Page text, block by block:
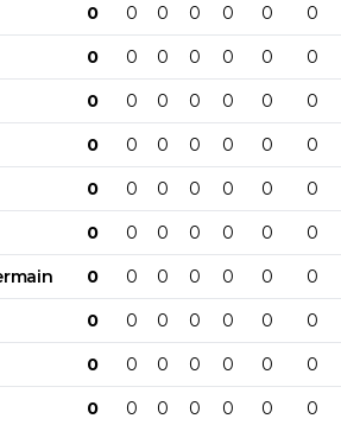
0 0 0 0 0 0 0
0 0 0 0 0 0 0
0 0 0 0 0 0 0
0 0 0 0 0 0 0
0 0 0 0 0 0 0
0 0 0 0 0 0 0
0 0 0 0 0 0 0
0 0 0 0 0 0 0
0 0 0 0 0 0 0
0 0 0 0 0 0 0